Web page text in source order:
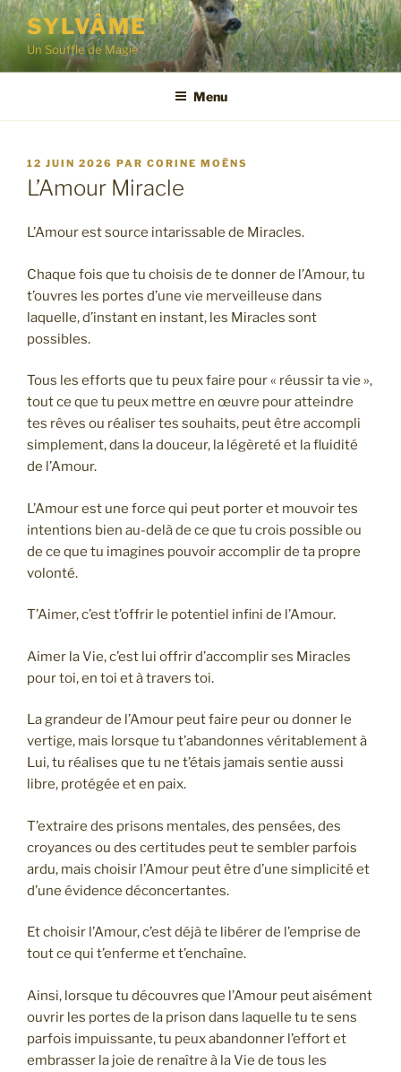
Aller
au
contenu
principal
SYLVÂME
Un Souffle de Magie
Menu
PUBLIÉ
LE
12 JUIN 2026 PAR CORINE MOËNS
L’Amour Miracle
L’Amour est source intarissable de Miracles.
Chaque fois que tu choisis de te donner de l’Amour, tu
t’ouvres les portes d’une vie merveilleuse dans
laquelle, d’instant en instant, les Miracles sont
possibles.
Tous les efforts que tu peux faire pour « réussir ta vie »,
tout ce que tu peux mettre en œuvre pour atteindre
tes rêves ou réaliser tes souhaits, peut être accompli
simplement, dans la douceur, la légèreté et la fluidité
de l’Amour.
L’Amour est une force qui peut porter et mouvoir tes
intentions bien au-delà de ce que tu crois possible ou
de ce que tu imagines pouvoir accomplir de ta propre
volonté.
T’Aimer, c’est t’offrir le potentiel infini de l’Amour.
Aimer la Vie, c’est lui offrir d’accomplir ses Miracles
pour toi, en toi et à travers toi.
La grandeur de l’Amour peut faire peur ou donner le
vertige, mais lorsque tu t’abandonnes véritablement à
Lui, tu réalises que tu ne t’étais jamais sentie aussi
libre, protégée et en paix.
T’extraire des prisons mentales, des pensées, des
croyances ou des certitudes peut te sembler parfois
ardu, mais choisir l’Amour peut être d’une simplicité et
d’une évidence déconcertantes.
Et choisir l’Amour, c’est déjà te libérer de l’emprise de
tout ce qui t’enferme et t’enchaîne.
Ainsi, lorsque tu découvres que l’Amour peut aisément
ouvrir les portes de la prison dans laquelle tu te sens
parfois impuissante, tu peux abandonner l’effort et
embrasser la joie de renaître à la Vie de tous les